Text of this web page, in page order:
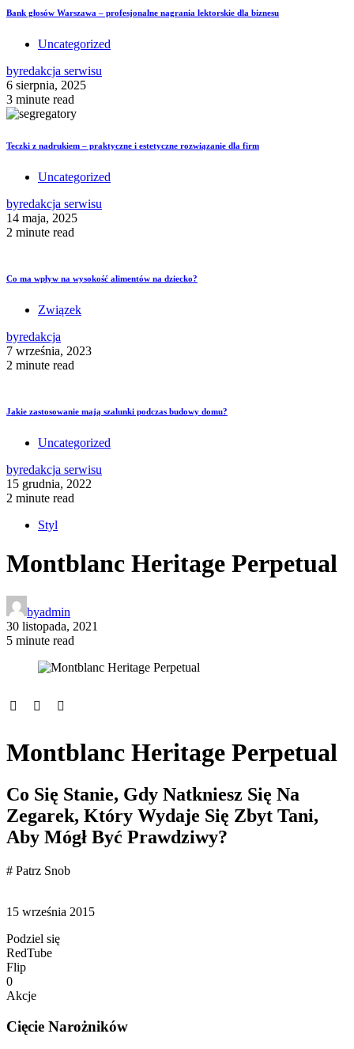
Bank głosów Warszawa – profesjonalne nagrania lektorskie dla biznesu
Uncategorized
byredakcja serwisu
6 sierpnia, 2025
3 minute read
Teczki z nadrukiem – praktyczne i estetyczne rozwiązanie dla firm
Uncategorized
byredakcja serwisu
14 maja, 2025
2 minute read
Co ma wpływ na wysokość alimentów na dziecko?
Związek
byredakcja
7 września, 2023
2 minute read
Jakie zastosowanie mają szalunki podczas budowy domu?
Uncategorized
byredakcja serwisu
15 grudnia, 2022
2 minute read
Styl
Montblanc Heritage Perpetual
byadmin
30 listopada, 2021
5 minute read
Montblanc Heritage Perpetual
Co Się Stanie, Gdy Natkniesz Się Na
Zegarek, Który Wydaje Się Zbyt Tani,
Aby Mógł Być Prawdziwy?
# Patrz Snob
15 września 2015
Podziel się
RedTube
Flip
0
Akcje
Cięcie Narożników